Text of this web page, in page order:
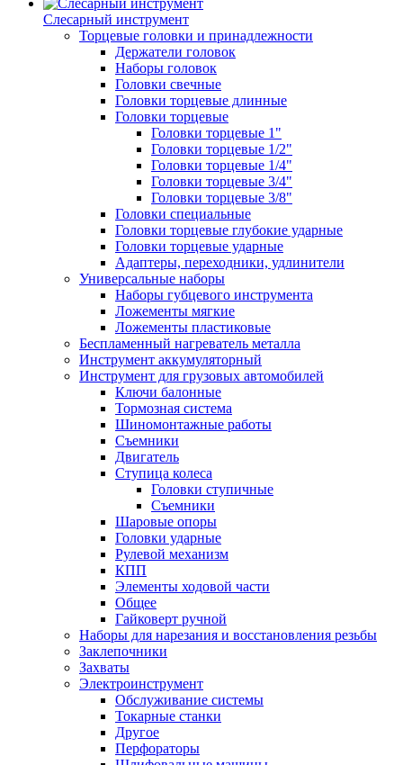
Слесарный инструмент
Торцевые головки и принадлежности
Держатели головок
Наборы головок
Головки свечные
Головки торцевые длинные
Головки торцевые
Головки торцевые 1"
Головки торцевые 1/2"
Головки торцевые 1/4"
Головки торцевые 3/4"
Головки торцевые 3/8"
Головки специальные
Головки торцевые глубокие ударные
Головки торцевые ударные
Адаптеры, переходники, удлинители
Универсальные наборы
Наборы губцевого инструмента
Ложементы мягкие
Ложементы пластиковые
Беспламенный нагреватель металла
Инструмент аккумуляторный
Инструмент для грузовых автомобилей
Ключи балонные
Тормозная система
Шиномонтажные работы
Cъемники
Двигатель
Ступица колеса
Головки ступичные
Cъемники
Шаровые опоры
Головки ударные
Рулевой механизм
КПП
Элементы ходовой части
Общее
Гайковерт ручной
Наборы для нарезания и восстановления резьбы
Заклепочники
Захваты
Электроинструмент
Обслуживание системы
Токарные станки
Другое
Перфораторы